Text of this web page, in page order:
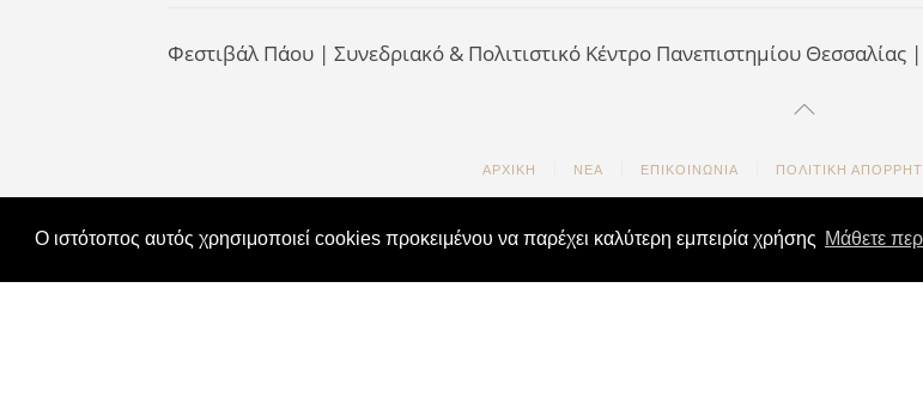
O ιστότοπος αυτός χρησιμοποιεί cookies προκειμένου να παρέχει καλύτερη εμπειρία χρήσης Μάθετε
Φεστιβάλ Πάου | Συνεδριακό & Πολιτιστικό Κέντρο Πανεπιστημίου Θεσσαλίας |
ΑΡΧΙΚΉ ΝΈΑ ΕΠΙΚΟΙΝΩΝΊΑ ΠΟΛΙΤΙΚΉ